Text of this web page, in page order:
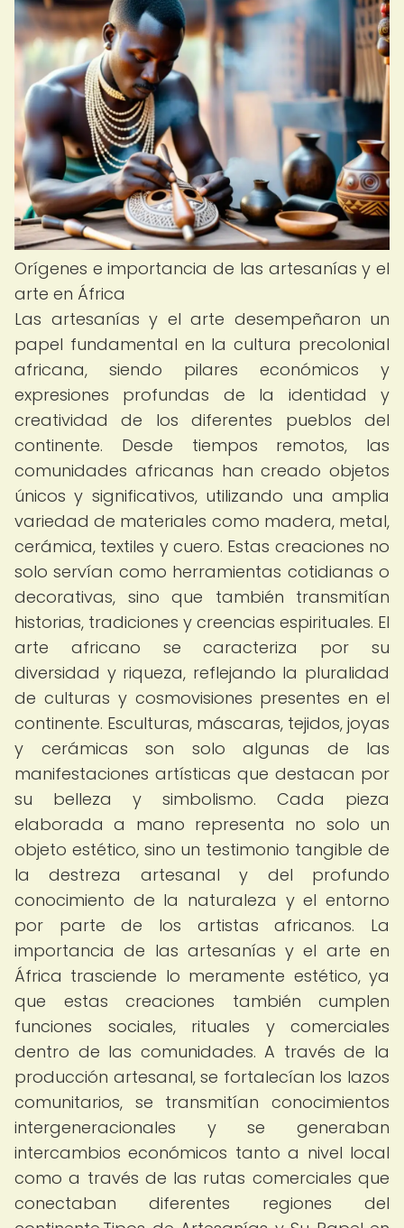
Orígenes e importancia de las artesanías y el
arte en África
Las artesanías y el arte desempeñaron un
papel fundamental en la cultura precolonial
africana, siendo pilares económicos y
expresiones profundas de la identidad y
creatividad de los diferentes pueblos del
continente. Desde tiempos remotos, las
comunidades africanas han creado objetos
únicos y significativos, utilizando una amplia
variedad de materiales como madera, metal,
cerámica, textiles y cuero. Estas creaciones no
solo servían como herramientas cotidianas o
decorativas, sino que también transmitían
historias, tradiciones y creencias espirituales. El
arte africano se caracteriza por su
diversidad y riqueza, reflejando la pluralidad
de culturas y cosmovisiones presentes en el
continente. Esculturas, máscaras, tejidos, joyas
y cerámicas son solo algunas de las
manifestaciones artísticas que destacan por
su belleza y simbolismo. Cada pieza
elaborada a mano representa no solo un
objeto estético, sino un testimonio tangible de
la destreza artesanal y del profundo
conocimiento de la naturaleza y el entorno
por parte de los artistas africanos. La
importancia de las artesanías y el arte en
África trasciende lo meramente estético, ya
que estas creaciones también cumplen
funciones sociales, rituales y comerciales
dentro de las comunidades. A través de la
producción artesanal, se fortalecían los lazos
comunitarios, se transmitían conocimientos
intergeneracionales y se generaban
intercambios económicos tanto a nivel local
como a través de las rutas comerciales que
conectaban diferentes regiones del